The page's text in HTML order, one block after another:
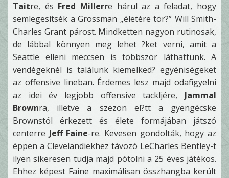
Taitre, és Fred Millerre hárul az a feladat, hogy
semlegesítsék a Grossman „életére tör?” Will Smith-
Charles Grant párost. Mindketten nagyon rutinosak,
de lábbal könnyen meg lehet ?ket verni, amit a
Seattle elleni meccsen is többször láthattunk. A
vendégeknél is találunk kiemelked? egyéniségeket
az offensive lineban. Érdemes lesz majd odafigyelni
az idei év legjobb offensive tackljére, Jammal
Brownra, illetve a szezon el?tt a gyengécske
Brownstól érkezett és élete formájában játszó
centerre Jeff Faine-re. Kevesen gondolták, hogy az
éppen a Clevelandiekhez távozó LeCharles Bentley-t
ilyen sikeresen tudja majd pótolni a 25 éves játékos.
Ehhez képest Faine maximálisan összhangba került